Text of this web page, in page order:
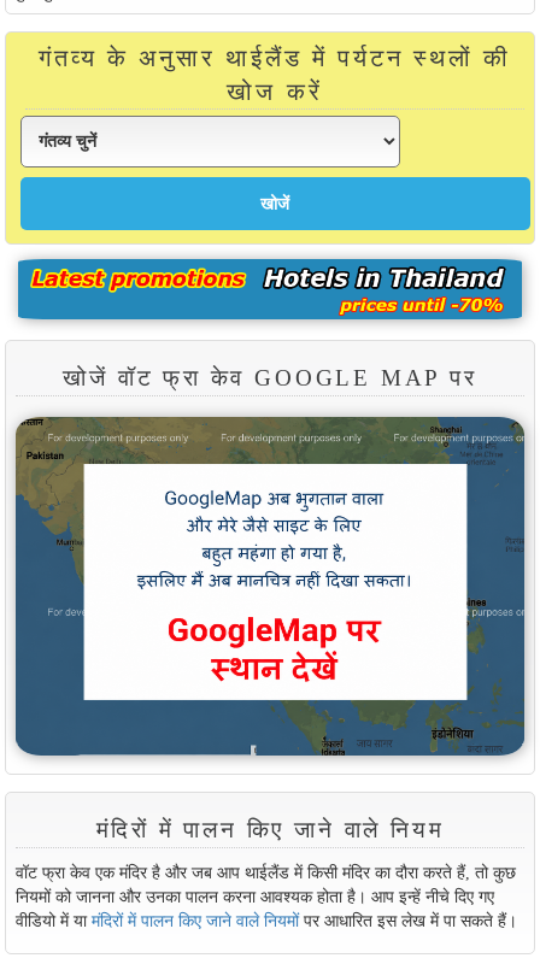
गंतव्य के अनुसार थाईलैंड में पर्यटन स्थलों की
खोज करें
खोजें वॉट फ्रा केव GOOGLE MAP पर
मंदिरों में पालन किए जाने वाले नियम
वॉट फ्रा केव एक मंदिर है और जब आप थाईलैंड में किसी मंदिर का दौरा करते हैं, तो कुछ
नियमों को जानना और उनका पालन करना आवश्यक होता है। आप इन्हें नीचे दिए गए
वीडियो में यामंदिरों में पालन किए जाने वाले नियमोंपर आधारित इस लेख में पा सकते हैं।